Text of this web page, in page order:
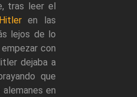
tras leer el
Hitleren las
lejos de lo
con
dejaba a
que
en